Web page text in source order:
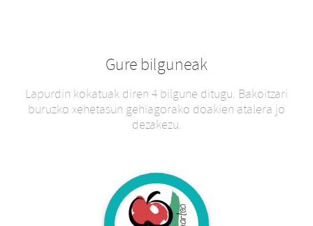
Gure bilguneak
Lapurdin kokatuak diren 4 bilgune ditugu. Bakoitzari
buruzko xehetasun gehiagorako doakien atalera jo
dezakezu.